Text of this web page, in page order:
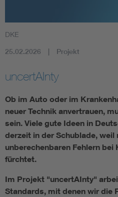
Mobility
Smart Cities
DKE Fachinformationen im
Blitzschutz: DIN EN 62305 in
Circular Economy für mehr
DKE
25.02.2026 Projekt
uncertAInty
Ob im Auto oder im
neuer Technik anvertrauen,
sein. Viele gute Ideen in
derzeit in der Schublade, weil
unberechenbaren Fehlern
fürchtet.
Im Projekt "uncertAInty"
Standards, mit denen wir die